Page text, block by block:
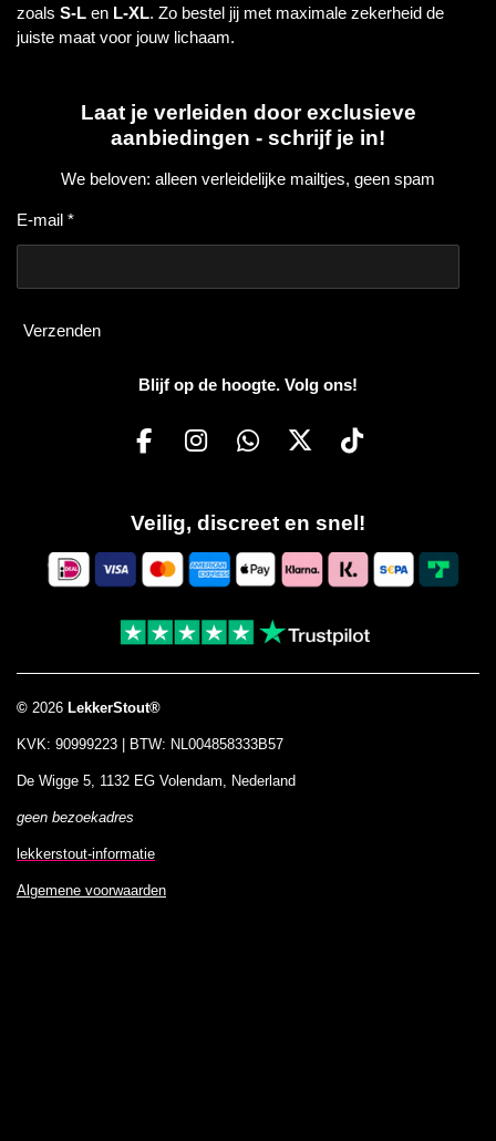
zoals S-L en L-XL. Zo bestel jij met maximale zekerheid de
juiste maat voor jouw lichaam.
Laat je verleiden door exclusieve
aanbiedingen - schrijf je in!
We beloven: alleen verleidelijke mailtjes, geen spam
E-mail *
Verzenden
Blijf op de hoogte. Volg ons!
F
e
b
o
k
I
t
a
g
a
m
W
t
s
A
p
X
T
T
o
k
Veilig, discreet en snel!
© 2026 LekkerStout®
KVK: 90999223 | BTW: NL004858333B57
De Wigge 5, 1132 EG Volendam, Nederland
geen bezoekadres
lekkerstout-informatie
Algemene voorwaarden